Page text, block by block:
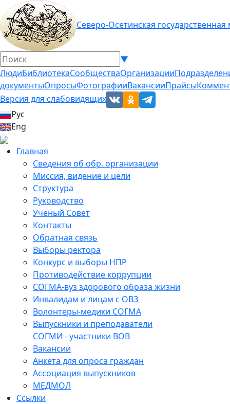
Северо-Осетинская
▼
ЛюдиБиблиотекаСообществаОрганизации
документыОпросыФотографииВакансииПрайсы
Версия для слабовидящих
Рус
Eng
Главная
Сведения об обр. организации
Миссия, видение и цели
Структура
Руководство
Ученый Совет
Контакты
Обратная связь
Выборы ректора
Конкурс и выборы НПР
Противодействие коррупции
СОГМА-вуз здорового образа жизни
Инвалидам и лицам с ОВЗ
Волонтеры-медики СОГМА
Выпускники и преподаватели
СОГМИ - участники ВОВ
Вакансии
Анкета для опроса граждан
Ассоциация выпускников
МЕДМОЛ
Ссылки